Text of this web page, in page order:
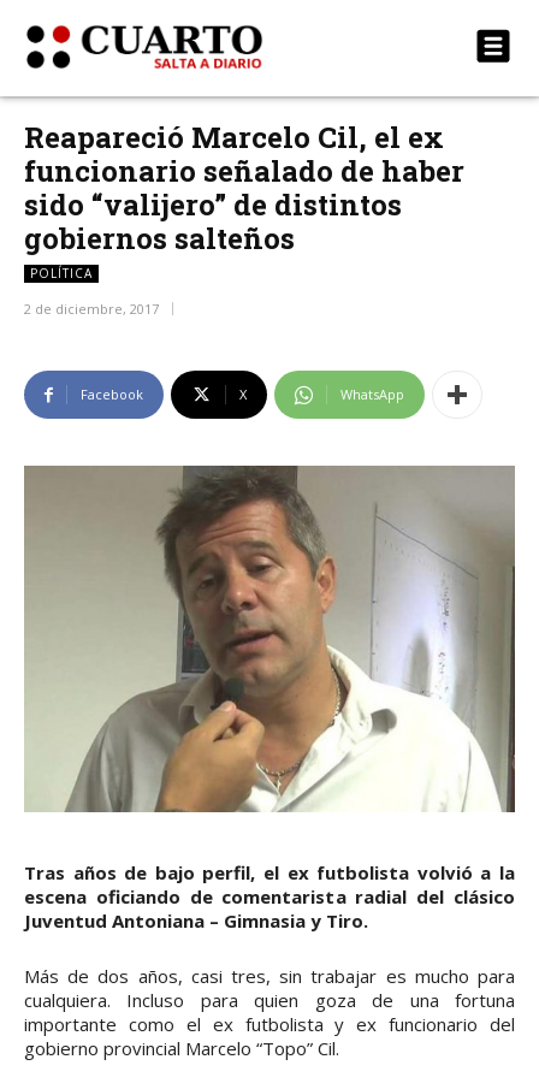
Reapareció Marcelo Cil, el ex
funcionario señalado de haber
sido “valijero” de distintos
gobiernos salteños
POLÍTICA
2 de diciembre, 2017
Facebook X WhatsApp
Tras años de bajo perfil, el ex futbolista volvió a la
escena oficiando de comentarista radial del clásico
Juventud Antoniana – Gimnasia y Tiro.
Más de dos años, casi tres, sin trabajar es mucho para
cualquiera. Incluso para quien goza de una fortuna
importante como el ex futbolista y ex funcionario del
gobierno provincial Marcelo “Topo” Cil.